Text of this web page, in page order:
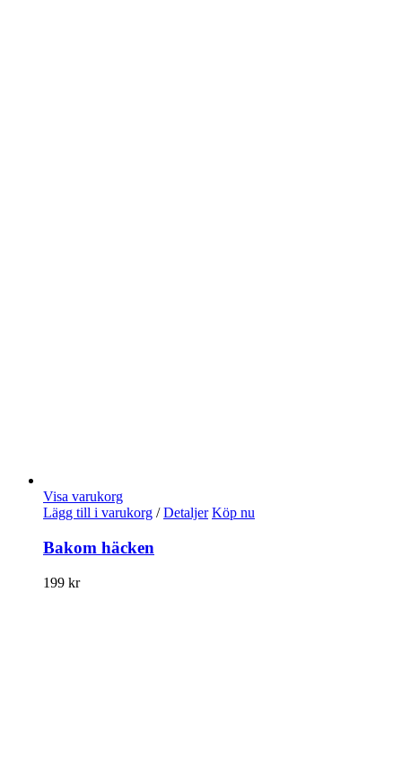
Visa varukorg
Lägg till i varukorg / Detaljer Köp nu
Bakom häcken
199 kr